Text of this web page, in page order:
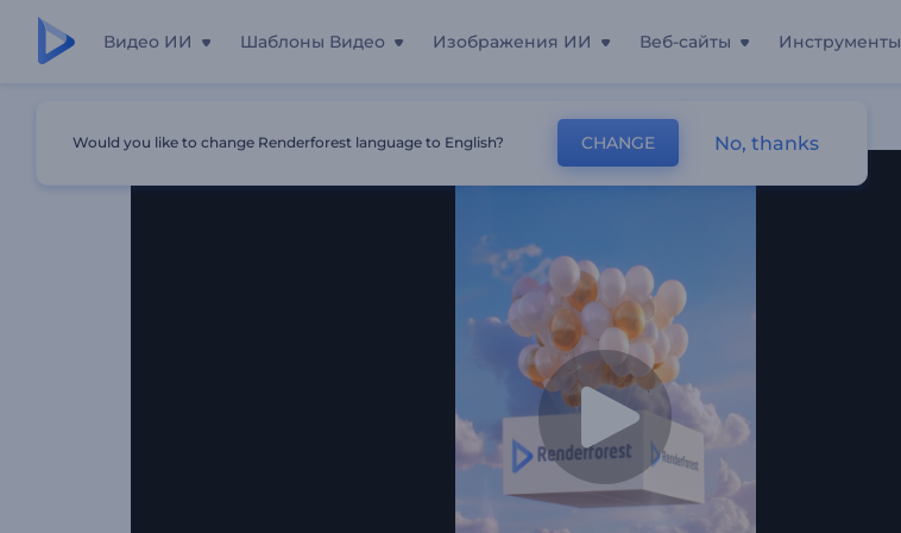
Видео ИИ Шаблоны Видео Изображения ИИ Веб-сайты Инструменты
Вступление К Фильму «Парящие Воздушные Шары»
Would you like to change Renderforest language to English? CHANGE No, thanks